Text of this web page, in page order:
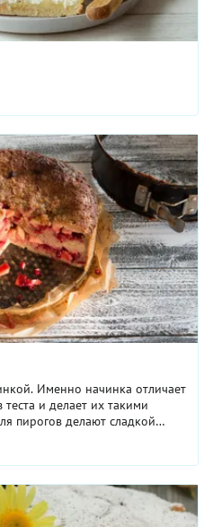
Именно начинка отличает
и делает их такими
пирогов делают сладкой
несладкой (овощи, мясо,
быть дрожжевым (сдобным
Пироги бывают
открытыми (ватрушка,
эчпочмак), в виде